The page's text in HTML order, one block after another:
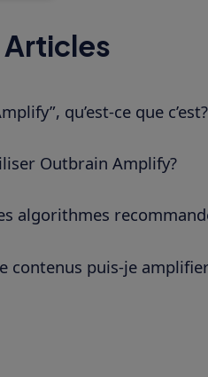
Articles
qu’est-ce que c’est?
Outbrain Amplify?
algorithmes
contenus puis-je